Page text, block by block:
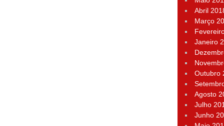
Abril
Março
Janeiro
Outubro
Agosto
Julho
Junho